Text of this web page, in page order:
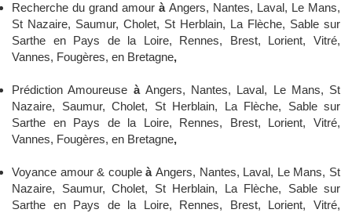
Recherche du grand amour à Angers, Nantes, Laval, Le Mans,
St Nazaire, Saumur, Cholet, St Herblain, La Flèche, Sable sur
Sarthe en Pays de la Loire, Rennes, Brest, Lorient, Vitré,
Vannes, Fougères, en Bretagne,
Prédiction Amoureuse à Angers, Nantes, Laval, Le Mans, St
Nazaire, Saumur, Cholet, St Herblain, La Flèche, Sable sur
Sarthe en Pays de la Loire, Rennes, Brest, Lorient, Vitré,
Vannes, Fougères, en Bretagne,
Voyance amour & coupleàAngers, Nantes, Laval, Le Mans, St
Nazaire, Saumur, Cholet, St Herblain, La Flèche, Sable sur
Sarthe en Pays de la Loire, Rennes, Brest, Lorient, Vitré,